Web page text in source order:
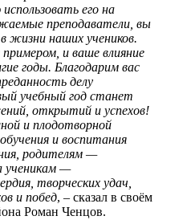
его на
преподаватели, вы
жизни наших учеников.
и ваше влияние
годы. Благодарим вас
делу
учебный год станет
открытий и успехов!
и плодотворной
и воспитания
родителям —
ученикам —
творческих удач,
и побед, – сказал в своём
Роман Ченцов.